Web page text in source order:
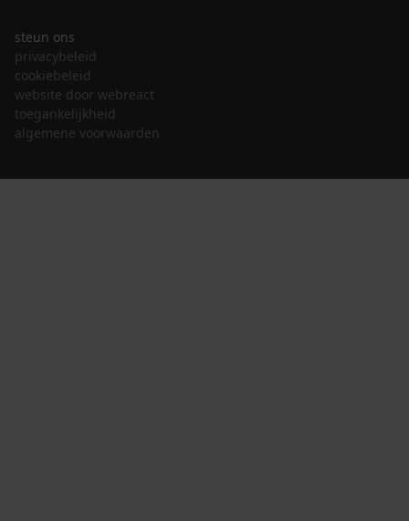
steun ons
privacybeleid
cookiebeleid
website door webreact
toegankelijkheid
algemene voorwaarden